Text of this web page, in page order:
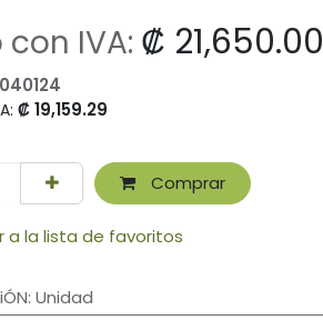
con IVA: ₡ 21,650.00
₡19,159.29
Comprar
a la lista de favoritos
: Unidad